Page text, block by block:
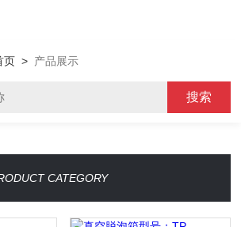
页 > 产品展示
CATEGORY